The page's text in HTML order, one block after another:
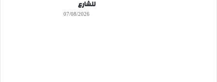
للشارع
07/08/2026